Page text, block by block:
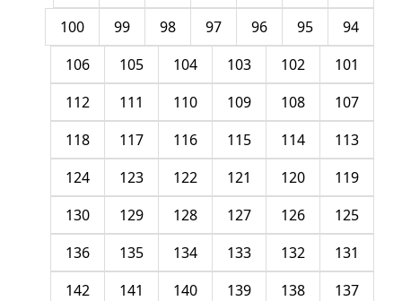
94
95
96
97
98
99
100
101
102
103
104
105
106
107
108
109
110
111
112
113
114
115
116
117
118
119
120
121
122
123
124
125
126
127
128
129
130
131
132
133
134
135
136
137
138
139
140
141
142